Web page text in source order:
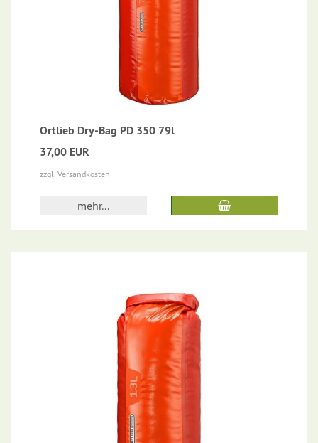
Ortlieb Dry-Bag PD 350 79l
37,00 EUR
zzgl. Versandkosten
mehr...